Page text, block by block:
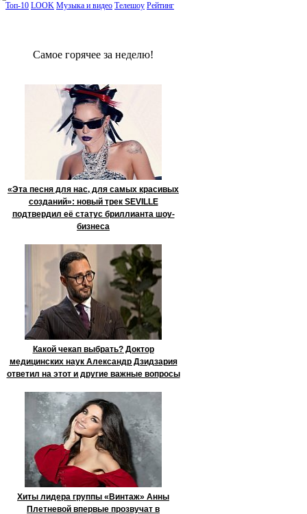
Топ-10 LOOK Музыка и видео Телешоу Рейтинг
Сaмое гoрячее за неделю!
«Эта песня для нас, для самых красивых
созданий»: новый трек SEVILLE
подтвердил её статус бриллианта шоу-
бизнеса
Какой чекап выбрать? Доктор
медицинских наук Александр Дзидзария
ответил на этот и другие важные вопросы
Хиты лидера группы «Винтаж» Анны
Плетневой впервые прозвучат в